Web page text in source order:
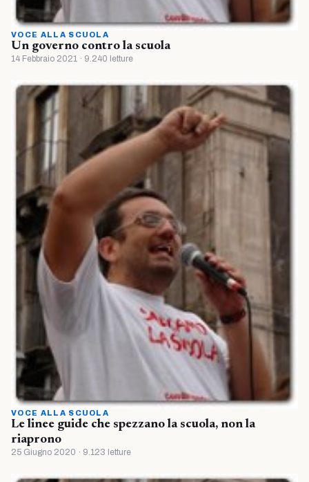
VOCE ALLA SCUOLA
Un governo contro la scuola
14 Febbraio 2021 · 9.240 letture
VOCE ALLA SCUOLA
Le linee guide che spezzano la scuola, non la
riaprono
25 Giugno 2020 · 9.123 letture